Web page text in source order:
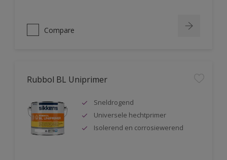
Compare
Rubbol BL Uniprimer
Sneldrogend
Universele hechtprimer
Isolerend en corrosiewerend